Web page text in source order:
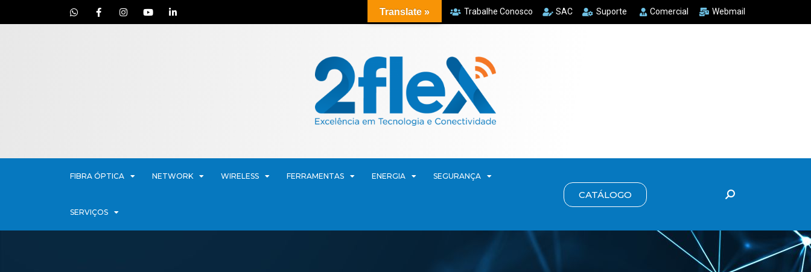
Trabalhe Conosco SAC Suporte Comercial Webmail
FIBRA ÓPTICA NETWORK WIRELESS FERRAMENTAS ENERGIA SEGURANÇA
SERVIÇOS
CATÁLOGO
Translate »